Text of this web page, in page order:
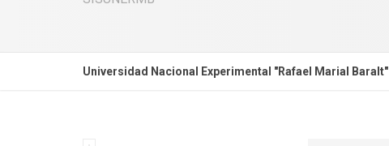
Universidad Nacional Experimental "Rafael Marial Baralt"